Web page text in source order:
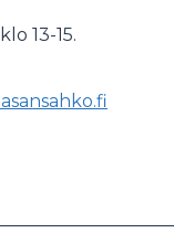
13-15.